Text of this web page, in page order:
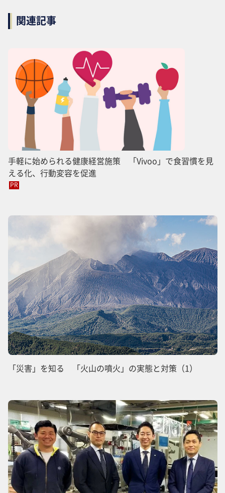
関連記事
手軽に始められる健康経営施策 「Vivoo」で食習慣を見
える化、行動変容を促進
PR
「災害」を知る 「火山の噴火」の実態と対策（1）